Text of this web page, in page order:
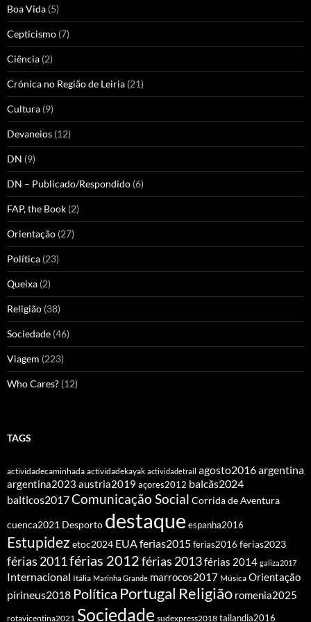
Boa Vida (5)
Cepticismo (7)
Ciência (2)
Crónica no Região de Leiria (21)
Cultura (9)
Devaneios (12)
DN (9)
DN – Publicado/Respondido (6)
FAP, the Book (2)
Orientação (27)
Política (23)
Queixa (2)
Religião (38)
Sociedade (46)
Viagem (223)
Who Cares? (12)
TAGS
actividadecaminhada actividadekayak actividadetrail agosto2016argentina
argentina2023 austria2019 açores2012 balcãs2024
balticos2017Comunicação Social Corrida de Aventura
cuenca2021 Desporto destaque espanha2016
Estupidez etoc2024 EUAferias2015ferias2016 ferias2023
férias 2011férias 2012férias 2013férias 2014 galiza2017
Internacional Itália Marinha Grande marrocos2017 Música Orientação
pirineus2018 Política Portugal Religião romenia2025
rotavicentina2021 Sociedade sudexpress2018 tailandia2016